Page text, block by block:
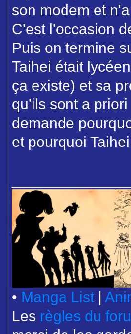
son modem et
C'est l'occasion
Puis on termine
Taihei était
ça existe) et sa
qu'ils sont a
demande
et pourquoi
• Manga List |
Les règles du